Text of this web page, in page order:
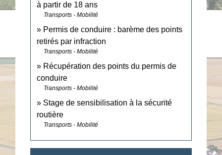
à partir de 18 ans
Transports - Mobilité
Permis de conduire : barème des points
retirés par infraction
Transports - Mobilité
Récupération des points du permis de
conduire
Transports - Mobilité
Stage de sensibilisation à la sécurité
routière
Transports - Mobilité